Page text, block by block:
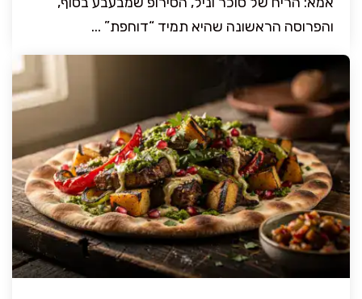
והפרוסה הראשונה שהיא תמיד “דוחפת” ...